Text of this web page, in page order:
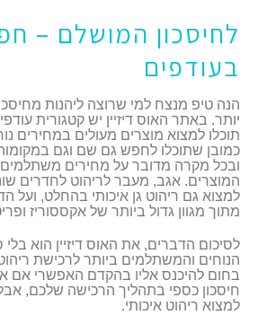
לחיסכון המושלם –
בעודפים
הנה טיפ מנצח למי שרוצה ליהנות
יותר. באתר האוס דיזיין יש קטגורית
תוכלו למצוא מוצרים מעולים במחירים
כמובן שתוכלו לחפש גם שם וגם
ובכל מקרה מדובר על מחירים
המוצרים. אגב, מעבר לריהוט לחדרים
למצוא גם ריהוט גן איכותי בהחלט, ועל
מתוך מגוון גדול ביותר של אקססוריז
לסיכום הדברים, את האוס דיזיין הוא
הנוחים והמשתלמים ביותר לרכישת
בחום להיכנס אליו בהקדם האפשרי
חיסכון כספי בתהליך הרכישה שלכם,
למצוא ריהוט איכותי.